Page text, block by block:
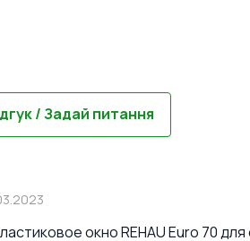
/ Задай питання
окно REHAU Euro 70